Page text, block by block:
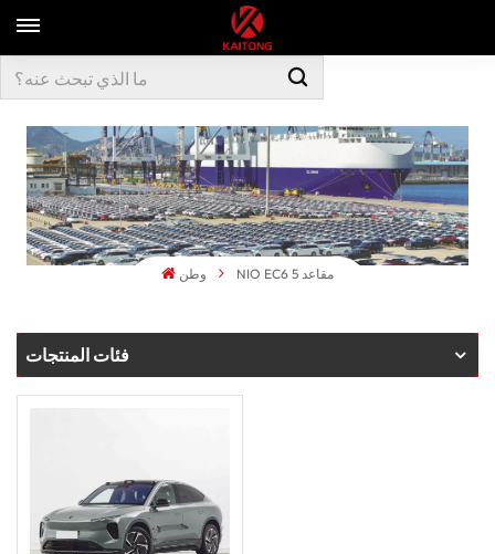
وطن NIO EC6 5 مقاعد
فئات المنتجات